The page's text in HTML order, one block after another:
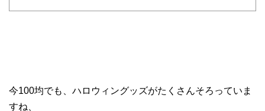
今100均でも、ハロウィングッズがたくさんそろっていま
すね、